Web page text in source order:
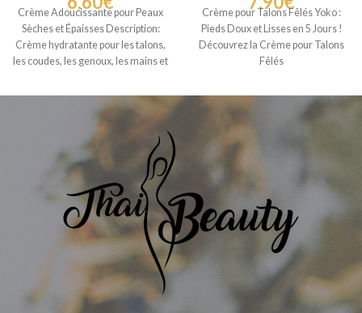
Crème Adoucissante pour Peaux
Sèches et Épaisses Description:
Crème hydratante pour les talons,
les coudes, les genoux, les mains et
Crème pour Talons Fêlés Yoko :
Pieds Doux et Lisses en 5 Jours !
Découvrez la Crème pour Talons
Fêlés